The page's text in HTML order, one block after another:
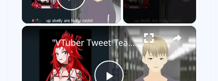
Play Video
×
"VTuber Tweet Tea! Skellie's Spicy Pic & Shark Pals 🐰🦈😂"